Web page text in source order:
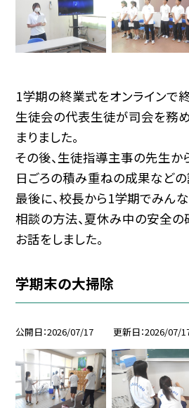
1学期の終業式をオンラインで
生徒会の代表生徒が司会を務
まりました。
その後、生徒指導主事の先生か
日ごろの積み重ねの成果などの
最後に、校長から1学期でみんな
相談の方法、夏休み中の安全
お話をしました。
学期末の大掃除
公開日 2026/07/17 更新日 2026/07/